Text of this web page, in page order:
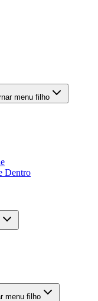
menu filho
Dentro
menu filho